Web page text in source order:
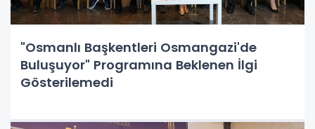
"Osmanlı Başkentleri Osmangazi'de
Buluşuyor" Programına Beklenen İlgi
Gösterilemedi